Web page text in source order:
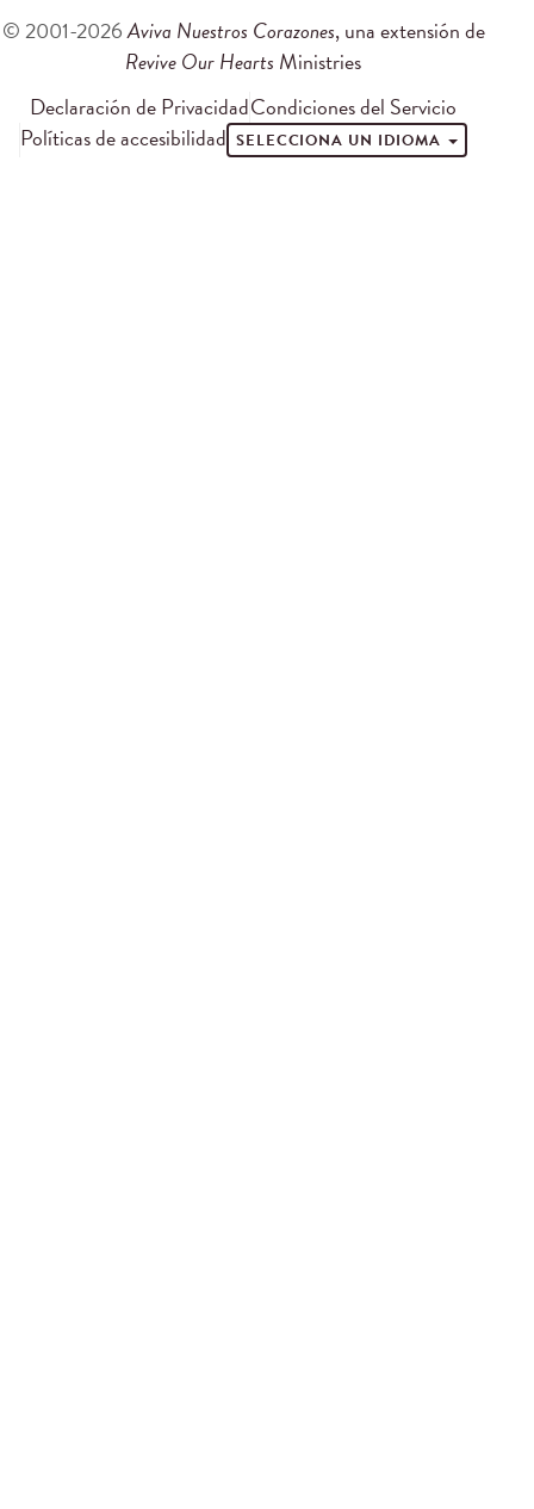
© 2001-2026Aviva Nuestros Corazones, una extensión de
Revive Our Hearts Ministries
Declaración de PrivacidadCondiciones del Servicio
Políticas de accesibilidad SELECCIONA UN IDIOMA